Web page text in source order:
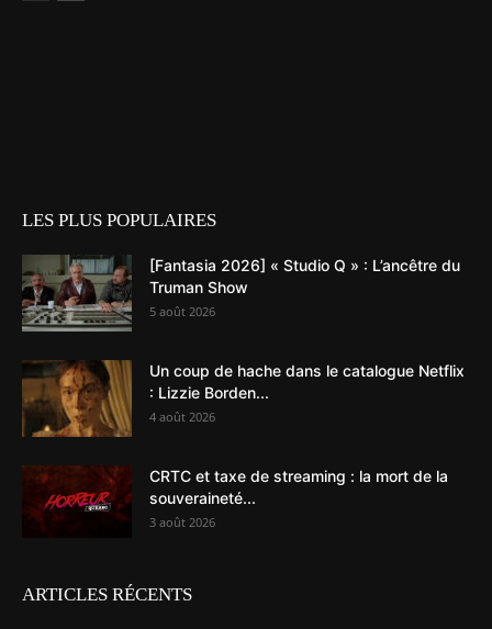
LES PLUS POPULAIRES
[Fantasia 2026] « Studio Q » : L’ancêtre du
Truman Show
5 août 2026
Un coup de hache dans le catalogue Netflix
: Lizzie Borden...
4 août 2026
CRTC et taxe de streaming : la mort de la
souveraineté...
3 août 2026
ARTICLES RÉCENTS